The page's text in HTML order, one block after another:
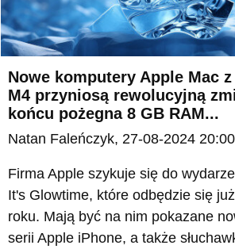
Nowe komputery Apple Mac
M4 przyniosą rewolucyjną
końcu pożegna 8 GB RAM...
Natan Faleńczyk, 27-08-2024 20:00
Firma Apple szykuje się do
It's Glowtime, które odbędzie się
roku. Mają być na nim pokazane
serii Apple iPhone, a także